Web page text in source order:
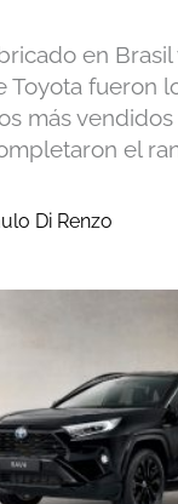
en Brasil
Toyota fueron
más vendidos
el
Di Renzo